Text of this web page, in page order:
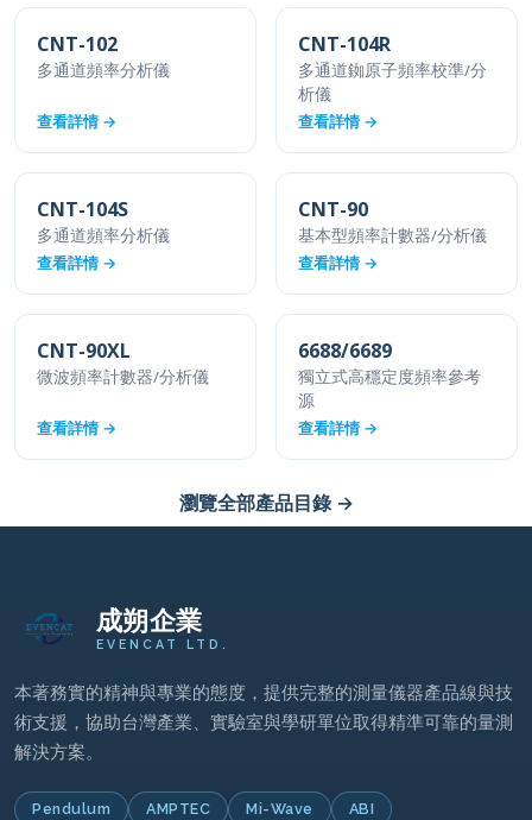
CNT-102
多通道頻率分析儀
查看詳情 →
CNT-104R
多通道銣原子頻率校準/分
析儀
查看詳情 →
CNT-104S
多通道頻率分析儀
查看詳情 →
CNT-90
基本型頻率計數器/分析儀
查看詳情 →
CNT-90XL
微波頻率計數器/分析儀
查看詳情 →
6688/6689
獨立式高穩定度頻率參考
源
查看詳情 →
瀏覽全部產品目錄 →
成朔企業
EVENCAT LTD.
本著務實的精神與專業的態度，提供完整的測量儀器產品線與技
術支援，協助台灣產業、實驗室與學研單位取得精準可靠的量測
解決方案。
Pendulum AMPTEC Mi-Wave ABI